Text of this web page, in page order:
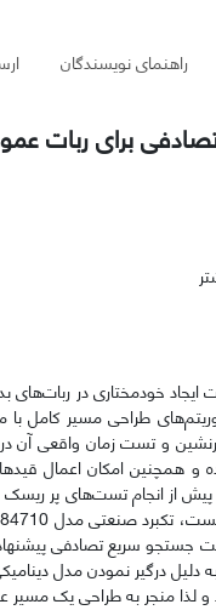
راهنمای نویسندگان
برای ربات
ایجاد خودمختاری در
و همچنین امکان اعمال
سریع تصادفی
درگیر نمودن مدل
لذا منجر به طراحی یک